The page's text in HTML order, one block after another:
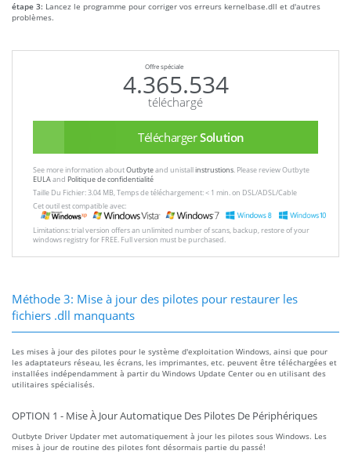
étape 3: Lancez le programme pour corriger vos erreurs kernelbase.dll et d'autres
problèmes.
Offre spéciale
4.365.534
téléchargé
TéléchargerSolution
See more information aboutOutbyteand unistallinstrustions. Please review Outbyte
EULAand Politique de confidentialité
Taille Du Fichier: 3.04 MB, Temps de téléchargement: < 1 min. on DSL/ADSL/Cable
Cet outil est compatible avec:
Limitations: trial version offers an unlimited number of scans, backup, restore of your
windows registry for FREE. Full version must be purchased.
Méthode 3: Mise à jour des pilotes pour restaurer les
fichiers .dll manquants
Les mises à jour des pilotes pour le système d'exploitation Windows, ainsi que pour
les adaptateurs réseau, les écrans, les imprimantes, etc. peuvent être téléchargées et
installées indépendamment à partir du Windows Update Center ou en utilisant des
utilitaires spécialisés.
OPTION 1 - Mise À Jour Automatique Des Pilotes De Périphériques
Outbyte Driver Updater met automatiquement à jour les pilotes sous Windows. Les
mises à jour de routine des pilotes font désormais partie du passé!